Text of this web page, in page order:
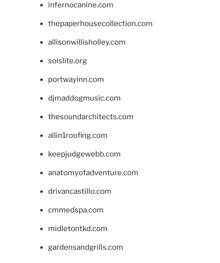
infernocanine.com
thepaperhousecollection.com
allisonwillisholley.com
solslite.org
portwayinn.com
djmaddogmusic.com
thesoundarchitects.com
allin1roofing.com
keepjudgewebb.com
anatomyofadventure.com
drivancastillo.com
cmmedspa.com
midletontkd.com
gardensandgrills.com